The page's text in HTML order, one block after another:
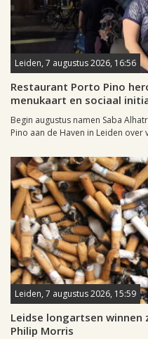
Leiden, 7 augustus 2026, 16:56
Restaurant Porto Pino
menukaart en sociaal
Begin augustus namen Saba
Pino aan de Haven in Leiden over
Leiden, 7 augustus 2026, 15:59
Leidse longartsen
Philip Morris